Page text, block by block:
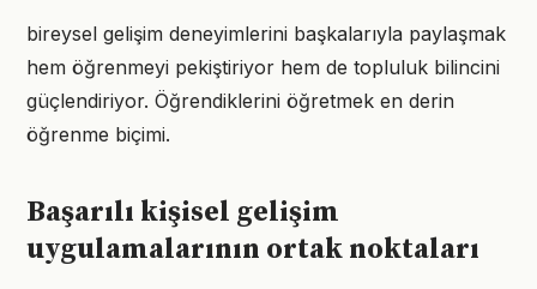
bireysel gelişim deneyimlerini başkalarıyla paylaşmak
hem öğrenmeyi pekiştiriyor hem de topluluk bilincini
güçlendiriyor. Öğrendiklerini öğretmek en derin
öğrenme biçimi.
Başarılı kişisel gelişim
uygulamalarının ortak noktaları